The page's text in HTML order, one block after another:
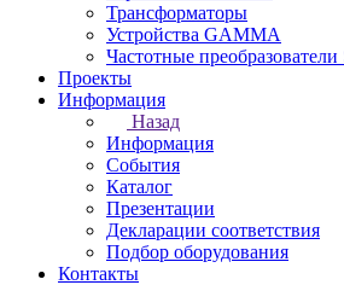
Трансформаторы
Устройства GAMMA
Частотные преобразователи
Проекты
Информация
Назад
Информация
События
Каталог
Презентации
Декларации соответствия
Подбор оборудования
Контакты